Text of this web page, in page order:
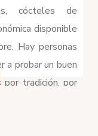
cócteles de
disponible
Hay personas
a probar un buen
tradición, por